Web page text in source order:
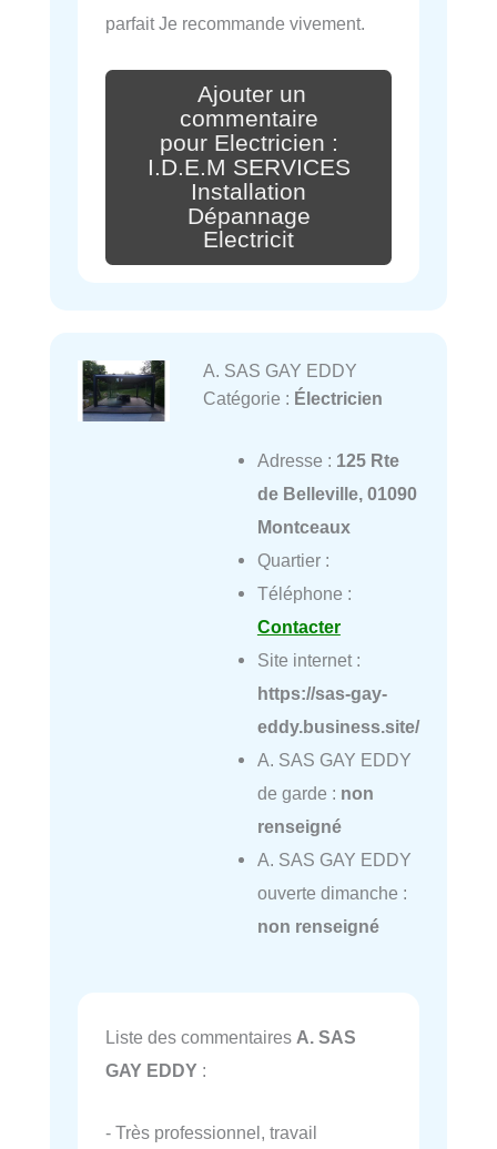
parfait Je recommande vivement.
Ajouter un
commentaire
pour Electricien :
I.D.E.M SERVICES
Installation
Dépannage
Electricit
A. SAS GAY EDDY
Catégorie : Électricien
Adresse : 125 Rte
de Belleville, 01090
Montceaux
Quartier :
Téléphone :
Contacter
Site internet :
https://sas-gay-
eddy.business.site/
A. SAS GAY EDDY
de garde : non
renseigné
A. SAS GAY EDDY
ouverte dimanche :
non renseigné
Liste des commentaires A. SAS
GAY EDDY :
- Très professionnel, travail